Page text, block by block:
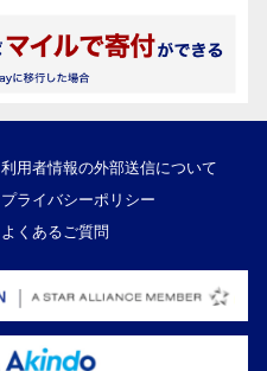
利用者情報の外部送信について
プライバシーポリシー
よくあるご質問